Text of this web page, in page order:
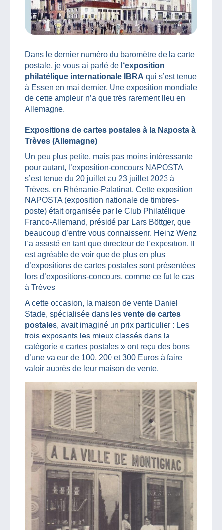
Dans le dernier numéro du baromètre de la carte
postale, je vous ai parlé de l ‘exposition
philatélique internationale IBRA qui s’est tenue
à Essen en mai dernier. Une exposition mondiale
de cette ampleur n’a que très rarement lieu en
Allemagne.
Expositions de cartes postales à la Naposta à
Trèves (Allemagne)
Un peu plus petite, mais pas moins intéressante
pour autant, l’exposition-concours NAPOSTA
s’est tenue du 20 juillet au 23 juillet 2023 à
Trèves, en Rhénanie-Palatinat. Cette exposition
NAPOSTA (exposition nationale de timbres-
poste) était organisée par le Club Philatélique
Franco-Allemand, présidé par Lars Böttger, que
beaucoup d’entre vous connaissenr. Heinz Wenz
l’a assisté en tant que directeur de l’exposition. Il
est agréable de voir que de plus en plus
d’expositions de cartes postales sont présentées
lors d’expositions-concours, comme ce fut le cas
à Trèves.
A cette occasion, la maison de vente Daniel
Stade, spécialisée dans les vente de cartes
postales, avait imaginé un prix particulier : Les
trois exposants les mieux classés dans la
catégorie « cartes postales » ont reçu des bons
d’une valeur de 100, 200 et 300 Euros à faire
valoir auprès de leur maison de vente.